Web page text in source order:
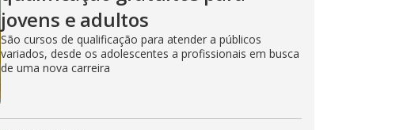
jovens e adultos
São cursos de qualificação para atender a públicos
variados, desde os adolescentes a profissionais em busca
de uma nova carreira